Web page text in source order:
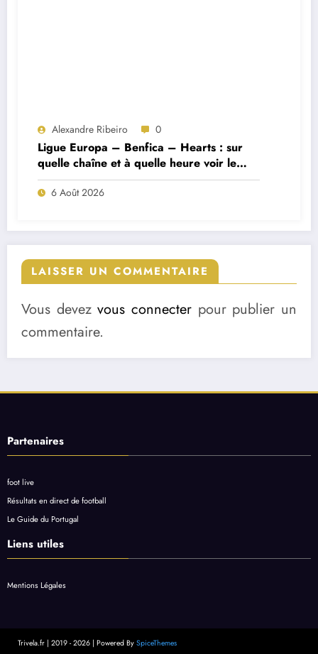
Alexandre Ribeiro 0
Ligue Europa – Benfica – Hearts : sur
quelle chaîne et à quelle heure voir le
match ?
6 Août 2026
LAISSER UN COMMENTAIRE
Vous devezvous connecter pour publier un
commentaire.
Partenaires
foot live
Résultats en direct de football
Le Guide du Portugal
Liens utiles
Mentions Légales
Trivela.fr | 2019 - 2026 | Powered By SpiceThemes